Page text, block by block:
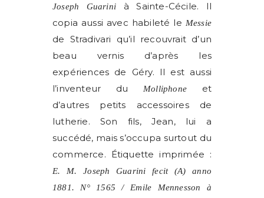
Joseph Guarini
à Sainte-Cécile. Il
copia aussi avec habileté le Messie
de Stradivari qu’il recouvrait d’un
beau vernis d’après les
expériences de Géry. Il est aussi
l’inventeur du
Molliphoneet
d’autres petits accessoires de
lutherie. Son fils, Jean, lui a
succédé, mais s’occupa surtout du
commerce. Étiquette imprimée :
E. M. Joseph Guarini fecit (A) anno
1881. N° 1565 / Emile Mennesson à